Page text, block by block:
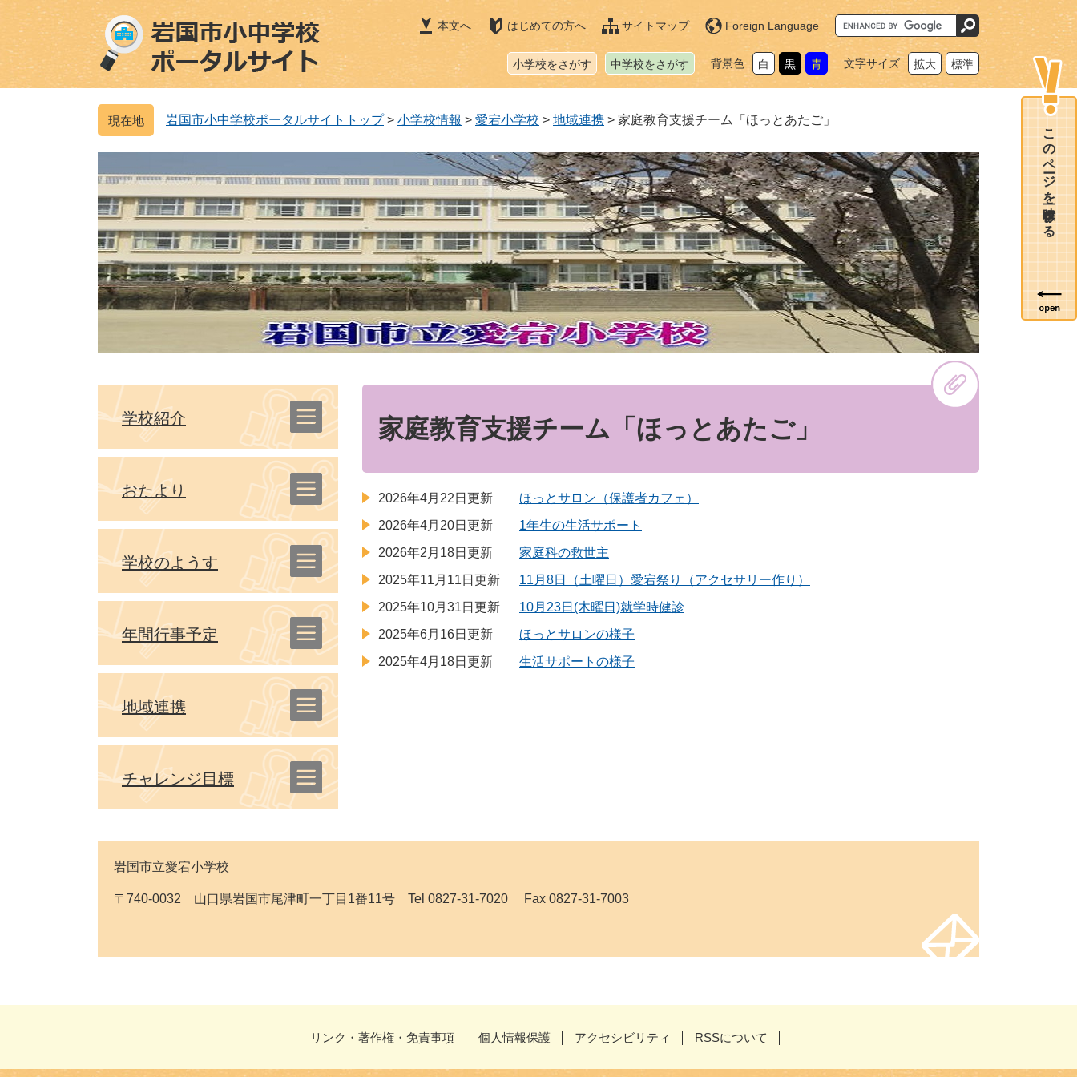
ジ
の
先
ュ
ー
を
本文へ はじめての方へ サイトマップ Foreign Language
G
o
o
カ
小学校をさがす 中学校をさがす 背景色 白 黒 青 文字サイズ 拡大 標準
岩国市小中学校ポータルサイトトップ > 小学校情報 > 愛宕小学校 > 地域連携 > 家庭教育支援チーム「ほっとあたご」
家庭教育支援チーム「ほっとあたご」
2026年4月22日更新
ほっとサロン（保護者カフェ）
2026年4月20日更新
1年生の生活サポート
2026年2月18日更新
家庭科の救世主
2025年11月11日更新
11月8日（土曜日）愛宕祭り（アクセサリー作り）
2025年10月31日更新
10月23日(木曜日)就学時健診
2025年6月16日更新
ほっとサロンの様子
2025年4月18日更新
生活サポートの様子
学校紹介
おたより
学校のようす
年間行事予定
地域連携
チャレンジ目標
岩国市立愛宕小学校
〒740-0032 山口県岩国市尾津町一丁目1番11号 Tel 0827-31-7020 Fax 0827-31-7003
リンク・著作権・免責事項 個人情報保護 アクセシビリティ RSSについて
このページを一時保存する